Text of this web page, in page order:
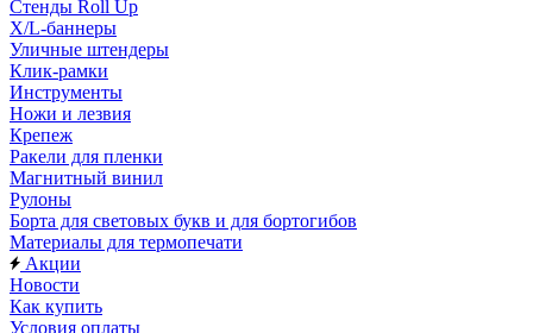
Стенды Roll Up
X/L-баннеры
Уличные штендеры
Клик-рамки
Инструменты
Ножи и лезвия
Крепеж
Ракели для пленки
Магнитный винил
Рулоны
Борта для световых букв и для бортогибов
Материалы для термопечати
Акции
Новости
Как купить
Условия оплаты